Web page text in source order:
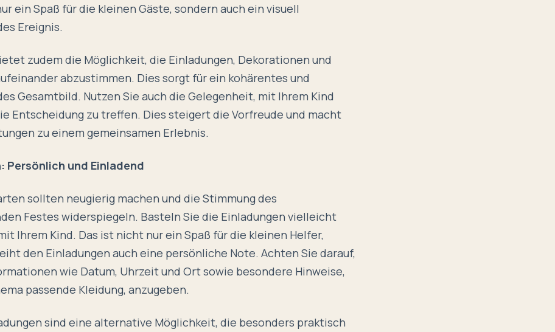
ein Spaß für die kleinen Gäste, sondern auch ein visuell
Ereignis.
zudem die Möglichkeit, die Einladungen, Dekorationen und
abzustimmen. Dies sorgt für ein kohärentes und
Gesamtbild. Nutzen Sie auch die Gelegenheit, mit Ihrem Kind
Entscheidung zu treffen. Dies steigert die Vorfreude und macht
zu einem gemeinsamen Erlebnis.
Persönlich und Einladend
sollten neugierig machen und die Stimmung des
Festes widerspiegeln. Basteln Sie die Einladungen vielleicht
Ihrem Kind. Das ist nicht nur ein Spaß für die kleinen Helfer,
den Einladungen auch eine persönliche Note. Achten Sie darauf,
wie Datum, Uhrzeit und Ort sowie besondere Hinweise,
passende Kleidung, anzugeben.
sind eine alternative Möglichkeit, die besonders praktisch